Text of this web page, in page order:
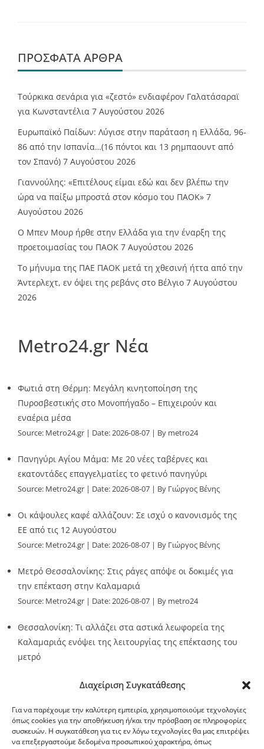
Διαχείριση Συγκατάθεσης
Για να παρέχουμε την καλύτερη εμπειρία, χρησιμοποιούμε τεχνολογίες
όπως cookies για την αποθήκευση ή/και την πρόσβαση σε πληροφορίες
συσκευών. Η συγκατάθεση για τις εν λόγω τεχνολογίες θα μας επιτρέψει
να επεξεργαστούμε δεδομένα προσωπικού χαρακτήρα, όπως
ΠΡΌΣΦΑΤΑ ΆΡΘΡΑ
Τούρκικα σενάρια για «ζεστό» ενδιαφέρον Γαλατάσαραϊ
για Κωνσταντέλια 7 Αυγούστου 2026
Ευρωπαϊκό Παίδων: Λύγισε στην παράταση η Ελλάδα, 96-
86 από την Ισπανία…(16 πόντοι και 13 ρημπαουντ από
τον Σπανό) 7 Αυγούστου 2026
Γιαννούλης: «Επιτέλους είμαι εδώ και δεν βλέπω την
ώρα να παίξω μπροστά στον κόσμο του ΠΑΟΚ» 7
Αυγούστου 2026
O Mπεν Μουρ ήρθε στην Ελλάδα για την έναρξη της
προετοιμασίας του ΠΑΟΚ 7 Αυγούστου 2026
Το μήνυμα της ΠΑΕ ΠΑΟΚ μετά τη χθεσινή ήττα από την
Άντερλεχτ, εν όψει της ρεβάνς στο Βέλγιο 7 Αυγούστου
2026
Metro24.gr Νέα
Φωτιά στη Θέρμη: Μεγάλη κινητοποίηση της
Πυροσβεστικής στο Μονοπήγαδο – Επιχειρούν και
εναέρια μέσα
Source: Metro24.gr Date: 2026-08-07 By metro24
Πανηγύρι Αγίου Μάμα: Με 20 νέες ταβέρνες και
εκατοντάδες επαγγελματίες το φετινό πανηγύρι
Source: Metro24.gr Date: 2026-08-07 By Γιώργος Βένης
Οι κάψουλες καφέ αλλάζουν: Σε ισχύ ο κανονισμός της
ΕΕ από τις 12 Αυγούστου
Source: Metro24.gr Date: 2026-08-07 By Γιώργος Βένης
Μετρό Θεσσαλονίκης: Στις ράγες απόψε οι δοκιμές για
την επέκταση στην Καλαμαριά
Source: Metro24.gr Date: 2026-08-07 By metro24
Θεσσαλονίκη: Τι αλλάζει στα αστικά λεωφορεία της
Καλαμαριάς ενόψει της λειτουργίας της επέκτασης του
μετρό